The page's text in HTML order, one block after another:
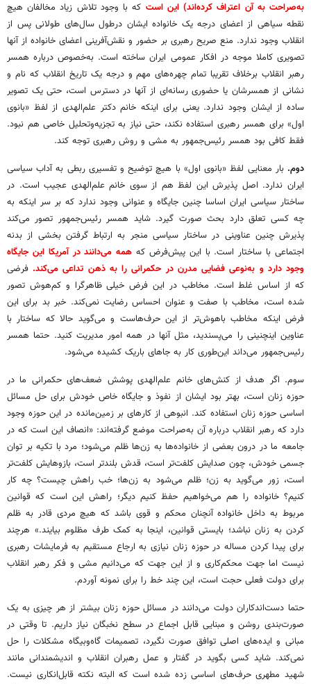
به‌صراحت به آن اعتراف کرده‌اند) این است که با وجود تلاش زیاد مخالفان هیچ
نقطه سیاهی از اعضای درجه یک خانواده ایشان درطول‌ سال‌های طولانی پس از
انقلاب وجود ندارد. منع صریح رهبری بر حضور و نقش‌آفرینی اعضای خانواده از آنها
تصویری کاملا موجه در افکار عمومی ایران ساخته است. به‌خصوص درباره همسر
رهبر انقلاب برخلاف تقریبا تمام چهره‌های مهم و درجه یک تاریخ انقلاب که نام و
نشانی از همسرشان یا حضوری رسانه‌ای از آنها در دسترس است، حتی یک تصویر
ساده از ایشان وجود ندارد. یعنی برای اینکه خانم دکتر علم‌الهدی از لفظ «بانوی
اول» برای همسر رهبری استفاده نکند، حتی نیاز به تجزیه‌وتحلیل خاصی هم نبود.
فقط کافی بود همسر رئیس‌جمهور به مشی و روش رهبری توجه کند.
دوم. بار معنایی لفظ «بانوی اول» با هیچ توضیح و تفسیری ربطی به آداب سیاسی
ایران ندارد. اصل پذیرش این لفظ هم از سوی خانم علم‌الهدی عجیب است. در
ساختار سیاسی ایران اساسا چنین جایگاه و عنوانی وجود ندارد که بر سر اینکه به
چه کسی تعلق دارد بحث صورت گیرد. شاید همسر رئیس‌جمهور تصور می‌کند
پذیرش چنین عناوینی در ساختار سیاسی منجر به ارتباط گرفتن بخشی از بدنه
اجتماعی با ساختار است. با این پیش‌فرض که همه می‌دانند در آمریکا این جایگاه
وجود دارد و به‌نوعی فضایی مدرن در حکمرانی را به ذهن تداعی می‌کند. فرضی
که از اساس غلط است. مخاطب در این فرض خیلی ظاهرگرا و کم‌هوش تصور
شده است، مخاطب با صفت و عنوان احساس رضایت نمی‌کند. خبر بد برای این
فرض اینکه مخاطب باهوش‌تر از این حرف‌هاست و می‌گوید حالا که ساختار با
عناوین اینچنینی را می‌پسندید، مثل آنها در همه امور مدیریت کنید. حتما همسر
رئیس‌جمهور می‌داند این‌طوری کار به جاهای باریک کشیده می‌شود.
سوم. اگر هدف از کنش‌های خانم علم‌الهدی پوشش ضعف‌های حکمرانی ما در
حوزه زنان است، بهتر بود ایشان از نفوذ و جایگاه خاص خودش برای حل مسائل
اساسی حوزه زنان استفاده کند. انبوهی از کارهای بر زمین‌مانده در این حوزه وجود
دارد که رهبر انقلاب درباره آن به‌صراحت موضع گرفته‌اند: «انصاف این است که در
جامعه‌ ما در درون بعضی از خانواده‌ها به زن‌ها ظلم می‌شود؛ مرد با تکیه‌ بر توان
جسمی خودش، چون صدایش کلفت‌تر است، قدش بلندتر است، بازوهایش کلفت‌تر
است، زور می‌گوید به زن؛ ظلم می‌شود به زن‌ها؛ خب راهش چیست؟ چه کار
کنیم؟ خانواده را هم می‌خواهیم حفظ کنیم دیگر؛ راهش این است که قوانین
مربوط به داخل خانواده آنچنان محکم و قوی باشد که هیچ مردی قادر به ظلم
کردن به زنان نباشد؛ بایستی قوانین، اینجا به کمک طرف مظلوم بیایند.» هرچند
برای پیدا کردن مساله در حوزه زنان نیازی به ارجاع مستقیم به فرمایشات رهبری
نیست اما جهت محکم‌کاری و از این جهت که می‌دانیم مشی و فکر رهبر انقلاب
برای دولت فعلی حجت است، این چند خط را برای نمونه آوردم.
حتما دست‌اندکاران دولت می‌دانند در مسائل حوزه زنان بیشتر از هر چیزی به یک
صورت‌بندی روشن و مبنایی قابل اجماع در سطح نخبگان نیاز داریم. تا وقتی در
مبانی و ایده‌های اصلی توافق صورت نگیرد، تصمیمات گاه‌وبیگاه مشکلات را حل
نمی‌کند. شاید کسی بگوید در گفتار و عمل رهبران انقلاب و اندیشمندانی مانند
شهید مطهری حرف‌های اساسی زده شده است که البته نکته قابل‌انکاری نیست.